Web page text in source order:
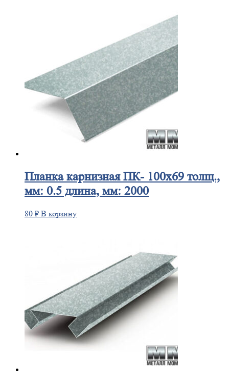
Планкакарнизная ПК- 100х69 толщ.,
мм: 0.5 длина, мм: 2000
80 ₽ В корзину